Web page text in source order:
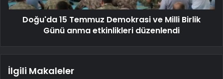
Doğu'da 15 Temmuz Demokrasi ve Milli Birlik
Günü anma etkinlikleri düzenlendi
İlgili Makaleler